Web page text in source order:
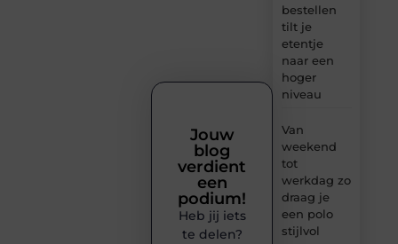
bestellen
tilt je
etentje
naar een
hoger
niveau
Van
weekend
tot
werkdag zo
draag je
een polo
stijlvol
Jouw
blog
verdient
een
podium!
Heb jij iets
te delen?